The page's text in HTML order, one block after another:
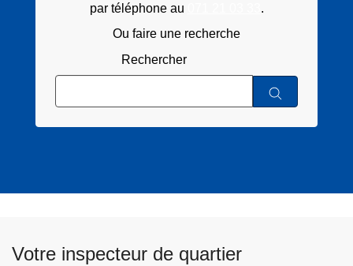
par téléphone au
.
Ou faire une recherche
Rechercher
Votre inspecteur de quartier